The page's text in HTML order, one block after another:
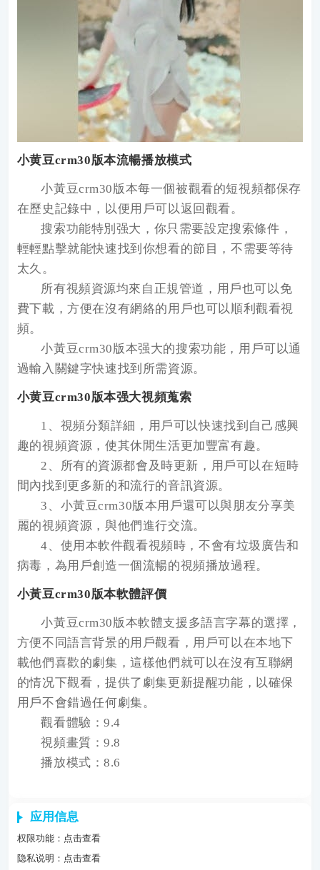
小黄豆crm30版本流暢播放模式
小黃豆crm30版本每一個被觀看的短視頻都保存
在歷史記錄中，以便用戶可以返回觀看。
搜索功能特別强大，你只需要設定搜索條件，
輕輕點擊就能快速找到你想看的節目，不需要等待
太久。
所有視頻資源均來自正規管道，用戶也可以免
費下載，方便在沒有網絡的用戶也可以順利觀看視
頻。
小黃豆crm30版本强大的搜索功能，用戶可以通
過輸入關鍵字快速找到所需資源。
小黄豆crm30版本强大視頻蒐索
1、視頻分類詳細，用戶可以快速找到自己感興
趣的視頻資源，使其休閒生活更加豐富有趣。
2、所有的資源都會及時更新，用戶可以在短時
間內找到更多新的和流行的音訊資源。
3、小黃豆crm30版本用戶還可以與朋友分享美
麗的視頻資源，與他們進行交流。
4、使用本軟件觀看視頻時，不會有垃圾廣告和
病毒，為用戶創造一個流暢的視頻播放過程。
小黃豆crm30版本軟體評價
小黃豆crm30版本軟體支援多語言字幕的選擇，
方便不同語言背景的用戶觀看，用戶可以在本地下
載他們喜歡的劇集，這樣他們就可以在沒有互聯網
的情况下觀看，提供了劇集更新提醒功能，以確保
用戶不會錯過任何劇集。
觀看體驗：9.4
視頻畫質：9.8
播放模式：8.6
应用信息
权限功能： 点击查看
隐私说明： 点击查看